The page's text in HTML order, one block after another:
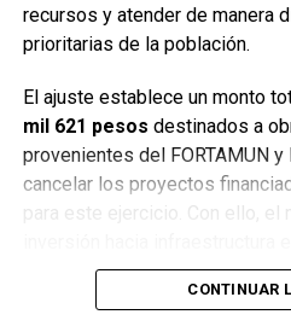
participación informada.
recursos y atender de manera
prioritarias de la población.
El ajuste establece un monto
mil 621 pesos destinados a
provenientes del FORTAMUN y
cancelar los proyectos
para este ejercicio. Con ello, el
impacto social.
CONTINUAR